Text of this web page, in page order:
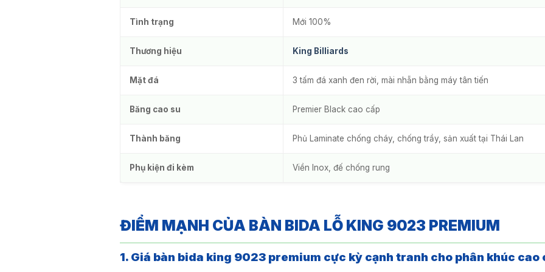
Tình trạng Mới 100%
Thương hiệu King Billiards
Mặt đá 3 tấm đá xanh đen rời, mài nhẵn bằng máy tân tiến
Băng cao su Premier Black cao cấp
Thành băng Phủ Laminate chống cháy, chống trầy, sản xuất tại Thái Lan
Phụ kiện đi kèm Viền Inox, đế chống rung
ĐIỂM MẠNH CỦA BÀN BIDA LỖ KING 9023 PREMIUM
1. Giá bàn bida king 9023 premium cực kỳ cạnh tranh cho phân khúc cao